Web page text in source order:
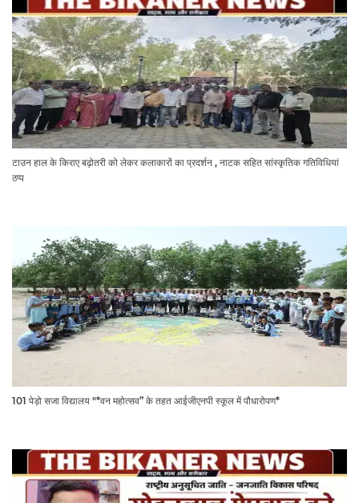
टाउन हाल के किराए बढ़ोतरी को लेकर कलाकारों का प्रदर्शन , नाटक सहित सांस्कृतिक गतिविधियां
ठप्प
101 पेड़ो सजा विद्यालय "*वन महोत्सव” के तहत आईजीएनपी स्कूल में पौधारोपण*